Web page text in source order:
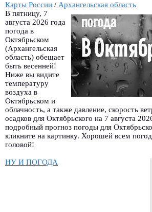
Карты России / Архангельская область
В пятницу, 7
августа 2026 года
погода в
Октябрьском
(Архангельская
область) обещает
быть весенней!
Ниже вы видите
температуру
воздуха в
Октябрьском и
облачность, а также давление, скорость
осадков для Октябрьского на 7 августа
подробный прогноз погоды для
кликните на картинку. Хорошей всем
головой!
НУ И ПОГОДА